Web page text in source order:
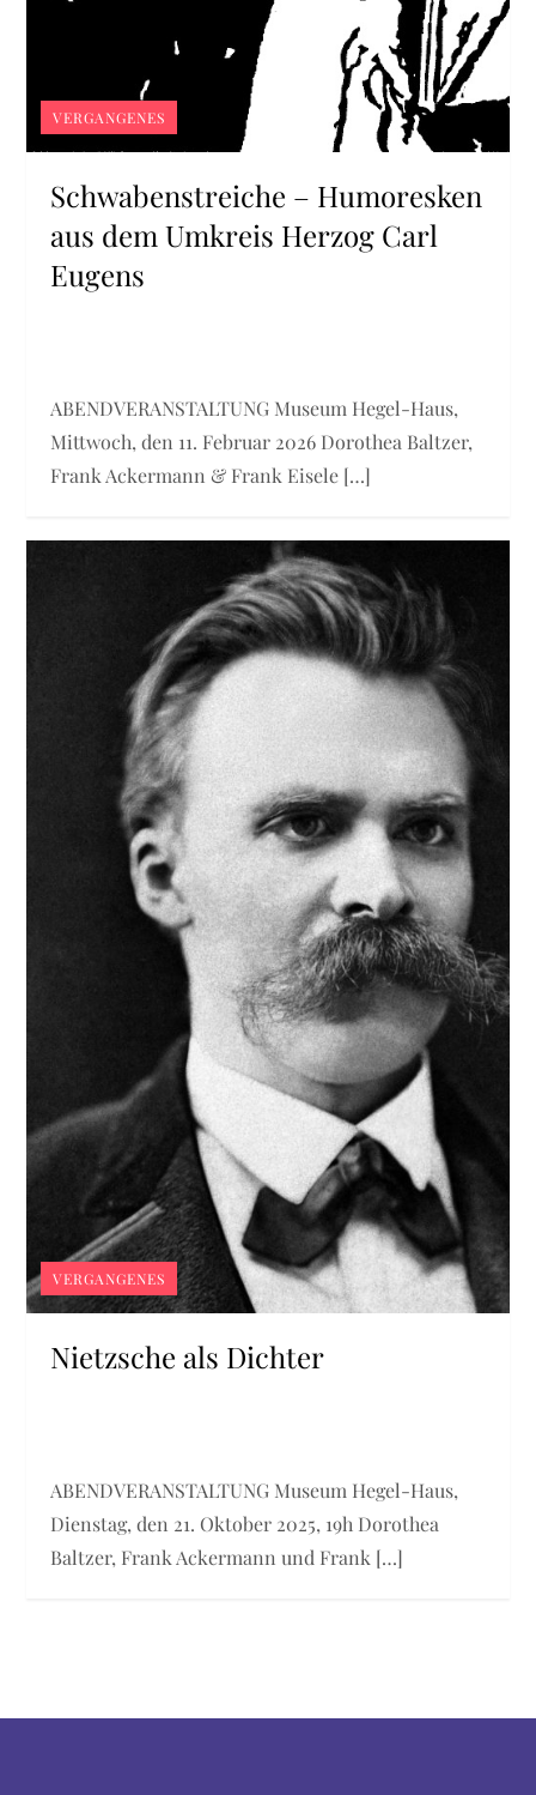
VERGANGENES
Schwabenstreiche – Humoresken
aus dem Umkreis Herzog Carl
Eugens
ABENDVERANSTALTUNG Museum Hegel-Haus,
Mittwoch, den 11. Februar 2026 Dorothea Baltzer,
Frank Ackermann & Frank Eisele […]
VERGANGENES
Nietzsche als Dichter
ABENDVERANSTALTUNG Museum Hegel-Haus,
Dienstag, den 21. Oktober 2025, 19h Dorothea
Baltzer, Frank Ackermann und Frank […]